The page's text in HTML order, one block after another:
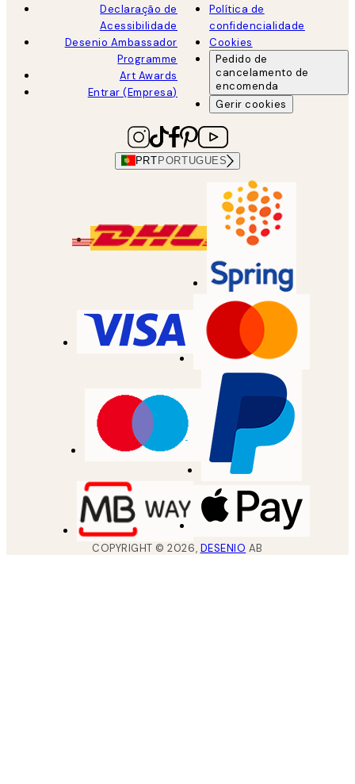
Declaração de
Acessibilidade
Desenio Ambassador
Programme
Art Awards
Entrar (Empresa)
Política de
confidencialidade
Cookies
Pedido de
cancelamento de
encomenda
Gerir cookies
PRT PORTUGUES
COPYRIGHT ©2026, DESENIO AB